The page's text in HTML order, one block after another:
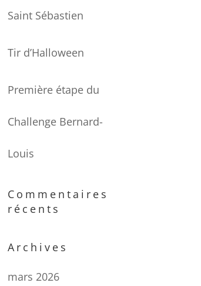
Saint Sébastien
Tir d’Halloween
Première étape du
Challenge Bernard-
Louis
Commentaires
récents
Archives
mars 2026